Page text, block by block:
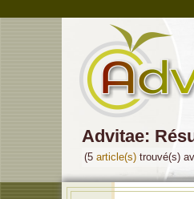
Advitae:
(5 article(s) trouvé(s)